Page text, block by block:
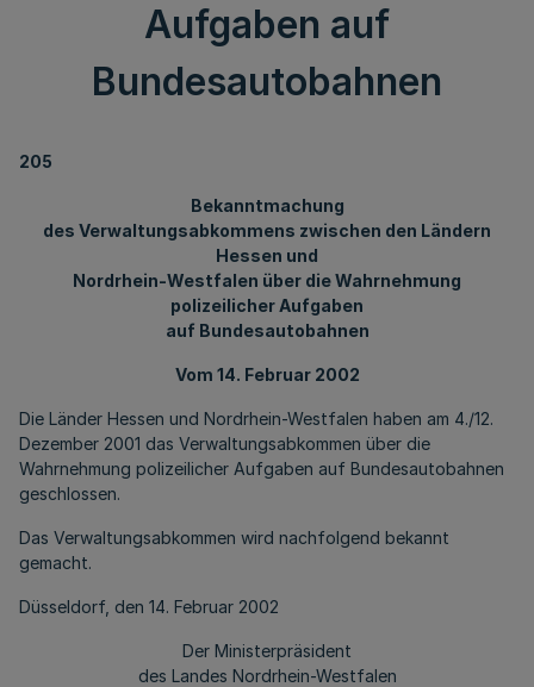
Aufgaben auf
Bundesautobahnen
205
Bekanntmachung
des Verwaltungsabkommens zwischen den Ländern
Hessen und
Nordrhein-Westfalen über die Wahrnehmung
polizeilicher Aufgaben
auf Bundesautobahnen
Vom 14. Februar 2002
Die Länder Hessen und Nordrhein-Westfalen haben am 4./12.
Dezember 2001 das Verwaltungsabkommen über die
Wahrnehmung polizeilicher Aufgaben auf Bundesautobahnen
geschlossen.
Das Verwaltungsabkommen wird nachfolgend bekannt
gemacht.
Düsseldorf, den 14. Februar 2002
Der Ministerpräsident
des Landes Nordrhein-Westfalen